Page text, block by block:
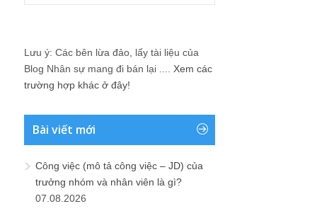
Lưu ý: Các bên lừa đảo, lấy tài liệu của
Blog Nhân sự mang đi bán lại .... Xem các
trường hợp khác ở đây!
Bài viết mới
Công việc (mô tả công việc – JD) của
trưởng nhóm và nhân viên là gì?
07.08.2026